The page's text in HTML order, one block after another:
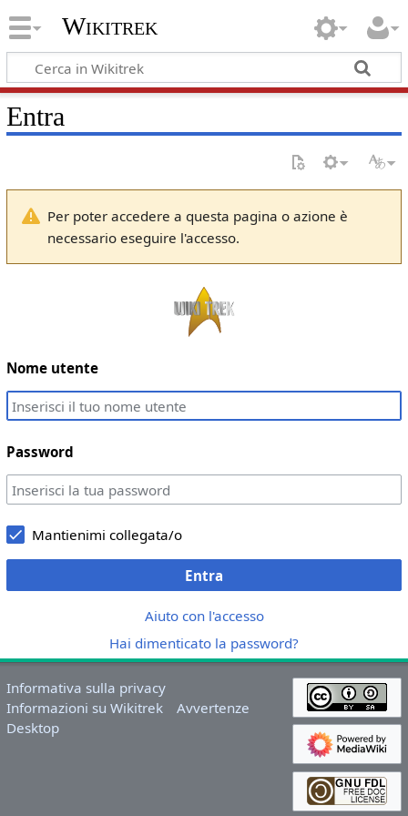
Wikitrek
Entra
Per poter accedere a questa pagina o azione è
necessario eseguire l'accesso.
Nome utente
Password
Mantienimi collegata/o
Entra
Aiuto con l'accesso
Hai dimenticato la password?
Informativa sulla privacy
Informazioni su Wikitrek
Avvertenze
Desktop